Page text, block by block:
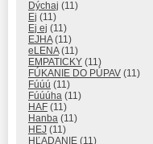
Dýchaj (11)
Ej (11)
Ej ej (11)
EJHA(11)
eLENA(11)
EMPATICKY (11)
FÚKANIE DO PÚPAV (11)
Fúúú (11)
Fúúúha (11)
HAF (11)
Hanba (11)
HEJ (11)
HĽADANIE (11)